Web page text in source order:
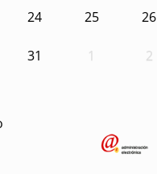
24 25 26
31 1 2